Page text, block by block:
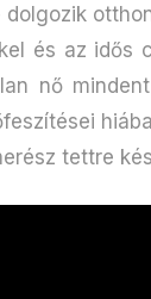
és az idős
nő
tettre